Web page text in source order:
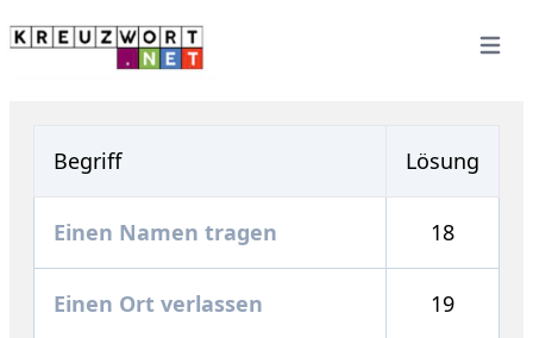
Open
Begriff Lösung
Einen Namen tragen 18
Einen Ort verlassen 19